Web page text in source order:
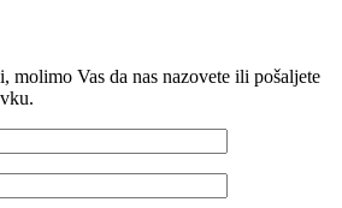
molimo Vas da nas nazovete ili pošaljete